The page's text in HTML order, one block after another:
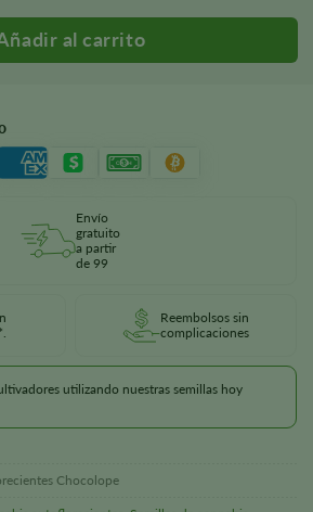
Envío
gratuito
a partir
de 99
Reembolsos sin
complicaciones
utilizando nuestras semillas hoy
Chocolope